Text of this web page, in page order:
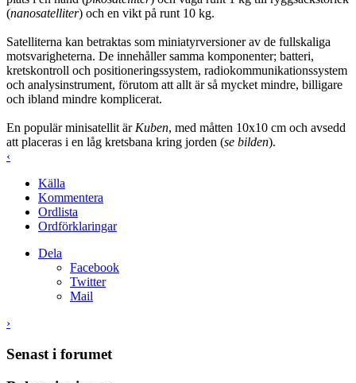
(nanosatelliter) och en vikt på runt 10 kg.
Satelliterna kan betraktas som miniatyrversioner av de fullskaliga
motsvarigheterna. De innehåller samma komponenter; batteri,
kretskontroll och positioneringssystem, radiokommunikationssystem
och analysinstrument, förutom att allt är så mycket mindre, billigare
och ibland mindre komplicerat.
En populär minisatellit är Kuben, med måtten 10x10 cm och avsedd
att placeras i en låg kretsbana kring jorden (se bilden).
‹
Källa
Kommentera
Ordlista
Ordförklaringar
Dela
Facebook
Twitter
Mail
›
Senast i forumet